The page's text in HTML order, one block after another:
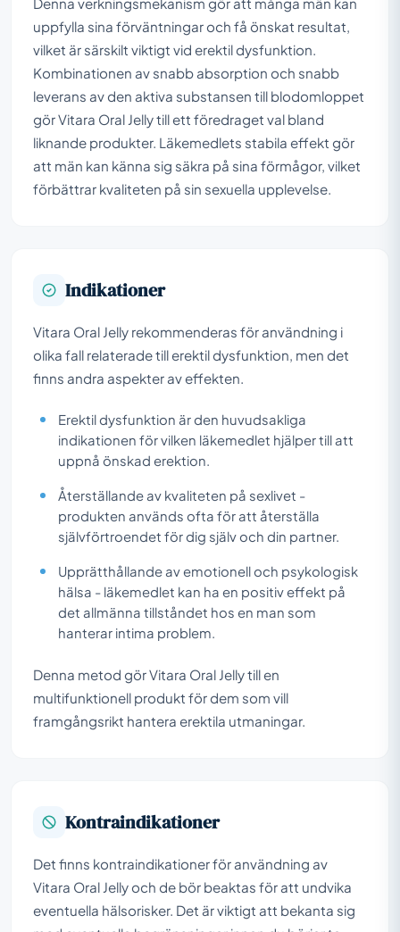
uppfylla sina förväntningar och få önskat resultat,
vilket är särskilt viktigt vid erektil dysfunktion.
Kombinationen av snabb absorption och snabb
leverans av den aktiva substansen till blodomloppet
gör Vitara Oral Jelly till ett föredraget val bland
liknande produkter. Läkemedlets stabila effekt gör
att män kan känna sig säkra på sina förmågor, vilket
förbättrar kvaliteten på sin sexuella upplevelse.
Indikationer
Vitara Oral Jelly rekommenderas för användning i
olika fall relaterade till erektil dysfunktion, men det
finns andra aspekter av effekten.
Erektil dysfunktion är den huvudsakliga
indikationen för vilken läkemedlet hjälper till att
uppnå önskad erektion.
Återställande av kvaliteten på sexlivet -
produkten används ofta för att återställa
självförtroendet för dig själv och din partner.
Upprätthållande av emotionell och psykologisk
hälsa - läkemedlet kan ha en positiv effekt på
det allmänna tillståndet hos en man som
hanterar intima problem.
Denna metod gör Vitara Oral Jelly till en
multifunktionell produkt för dem som vill
framgångsrikt hantera erektila utmaningar.
Kontraindikationer
Det finns kontraindikationer för användning av
Vitara Oral Jelly och de bör beaktas för att undvika
eventuella hälsorisker. Det är viktigt att bekanta sig